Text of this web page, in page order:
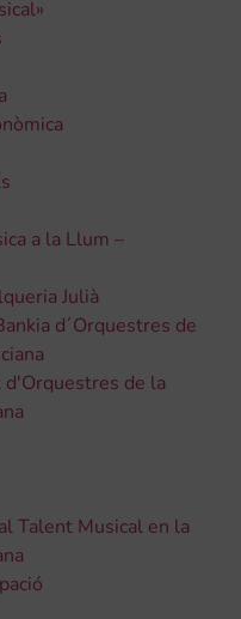
a la Llum –
Julià
d´Orquestres de
d'Orquestres de la
Talent Musical en la